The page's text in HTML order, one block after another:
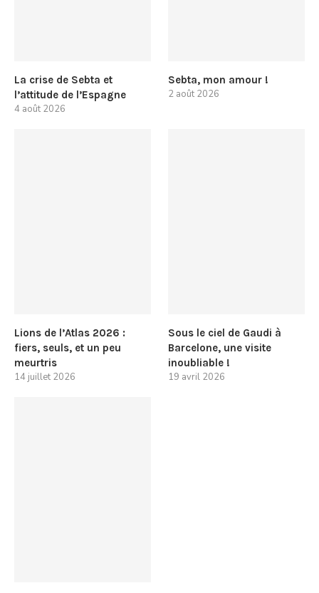
La crise de Sebta et
l’attitude de l’Espagne
4 août 2026
Sebta, mon amour !
2 août 2026
Lions de l’Atlas 2026 :
fiers, seuls, et un peu
meurtris
14 juillet 2026
Sous le ciel de Gaudi à
Barcelone, une visite
inoubliable !
19 avril 2026